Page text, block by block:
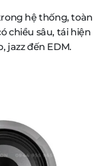
hệ thống, toàn
chiều sâu, tái hiện
jazz đến EDM.